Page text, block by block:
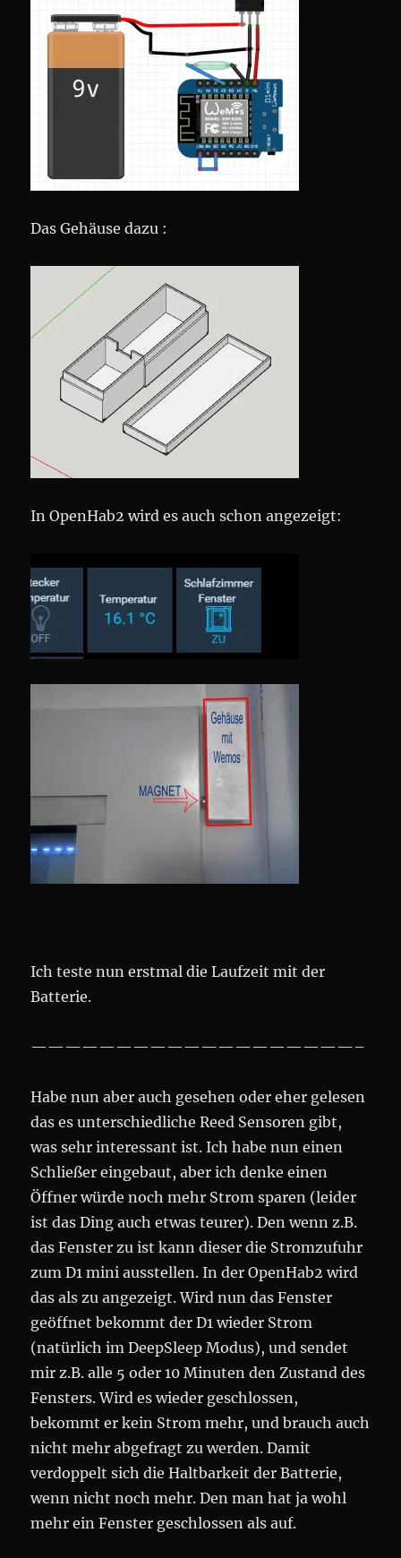
Das Gehäuse dazu :
In OpenHab2 wird es auch schon angezeigt:
Ich teste nun erstmal die Laufzeit mit der
Batterie.
———————————————————–
Habe nun aber auch gesehen oder eher gelesen
das es unterschiedliche Reed Sensoren gibt,
was sehr interessant ist. Ich habe nun einen
Schließer eingebaut, aber ich denke einen
Öffner würde noch mehr Strom sparen (leider
ist das Ding auch etwas teurer). Den wenn z.B.
das Fenster zu ist kann dieser die Stromzufuhr
zum D1 mini ausstellen. In der OpenHab2 wird
das als zu angezeigt. Wird nun das Fenster
geöffnet bekommt der D1 wieder Strom
(natürlich im DeepSleep Modus), und sendet
mir z.B. alle 5 oder 10 Minuten den Zustand des
Fensters. Wird es wieder geschlossen,
bekommt er kein Strom mehr, und brauch auch
nicht mehr abgefragt zu werden. Damit
verdoppelt sich die Haltbarkeit der Batterie,
wenn nicht noch mehr. Den man hat ja wohl
mehr ein Fenster geschlossen als auf.